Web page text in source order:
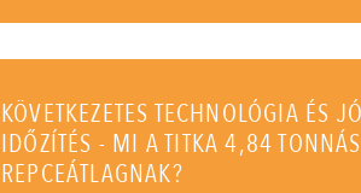
KÖVETKEZETES TECHNOLÓGIA ÉS JÓ
IDŐZÍTÉS - MI A TITKA 4,84 TONNÁS
REPCEÁTLAGNAK?